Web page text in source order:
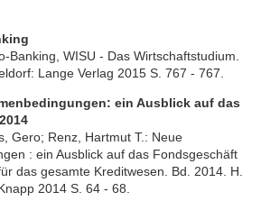
Banking, WISU - Das Wirtschaftstudium.
Lange Verlag 2015 S. 767 - 767.
ein Ausblick auf das
Gero; Renz, Hartmut T.: Neue
: ein Ausblick auf das Fondsgeschäft
das gesamte Kreditwesen. Bd. 2014. H.
2014 S. 64 - 68.